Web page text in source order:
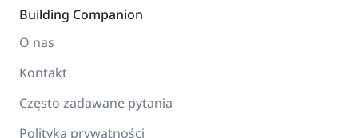
Building Companion
O nas
Kontakt
Często zadawane pytania
Polityka prywatności